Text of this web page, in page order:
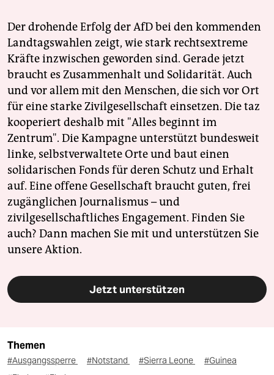
Der drohende Erfolg der AfD bei den kommenden
Landtagswahlen zeigt, wie stark rechtsextreme
Kräfte inzwischen geworden sind. Gerade jetzt
braucht es Zusammenhalt und Solidarität. Auch
und vor allem mit den Menschen, die sich vor Ort
für eine starke Zivilgesellschaft einsetzen. Die taz
kooperiert deshalb mit "Alles beginnt im
Zentrum". Die Kampagne unterstützt bundesweit
linke, selbstverwaltete Orte und baut einen
solidarischen Fonds für deren Schutz und Erhalt
auf. Eine offene Gesellschaft braucht guten, frei
zugänglichen Journalismus – und
zivilgesellschaftliches Engagement. Finden Sie
auch? Dann machen Sie mit und unterstützen Sie
unsere Aktion.
Jetzt unterstützen
Themen
#Ausgangssperre #Notstand #Sierra Leone
#Guinea